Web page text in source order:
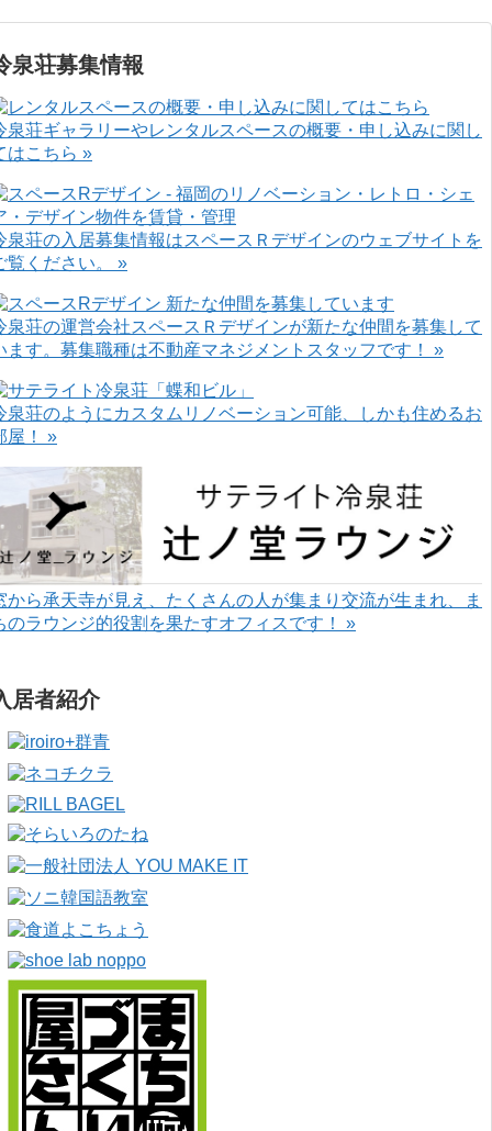
泉荘募集情報
泉荘ギャラリーやレンタルスペースの概要・申し込みに関し
はこちら »
泉荘の入居募集情報はスペースＲデザインのウェブサイトを
覧ください。 »
泉荘の運営会社スペースＲデザインが新たな仲間を募集して
ます。募集職種は不動産マネジメントスタッフです！ »
泉荘のようにカスタムリノベーション可能、しかも住めるお
屋！ »
から承天寺が見え、たくさんの人が集まり交流が生まれ、ま
のラウンジ的役割を果たすオフィスです！ »
居者紹介